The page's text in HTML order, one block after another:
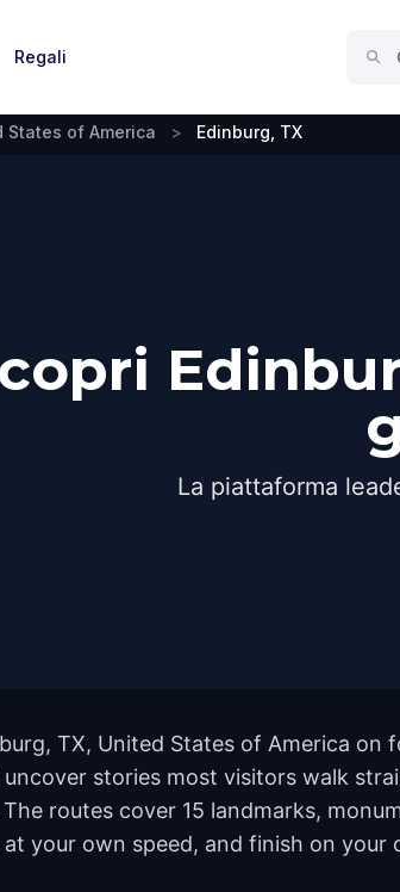
Regali
States of America > Edinburg, TX
La piattaforma
TX, United States of America
stories most visitors walk
routes cover 15 landmarks,
your own speed, and finish on your